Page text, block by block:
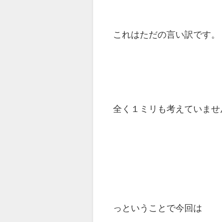
これはただの言い訳です。
全く１ミリも考えていませ
っということで今回は